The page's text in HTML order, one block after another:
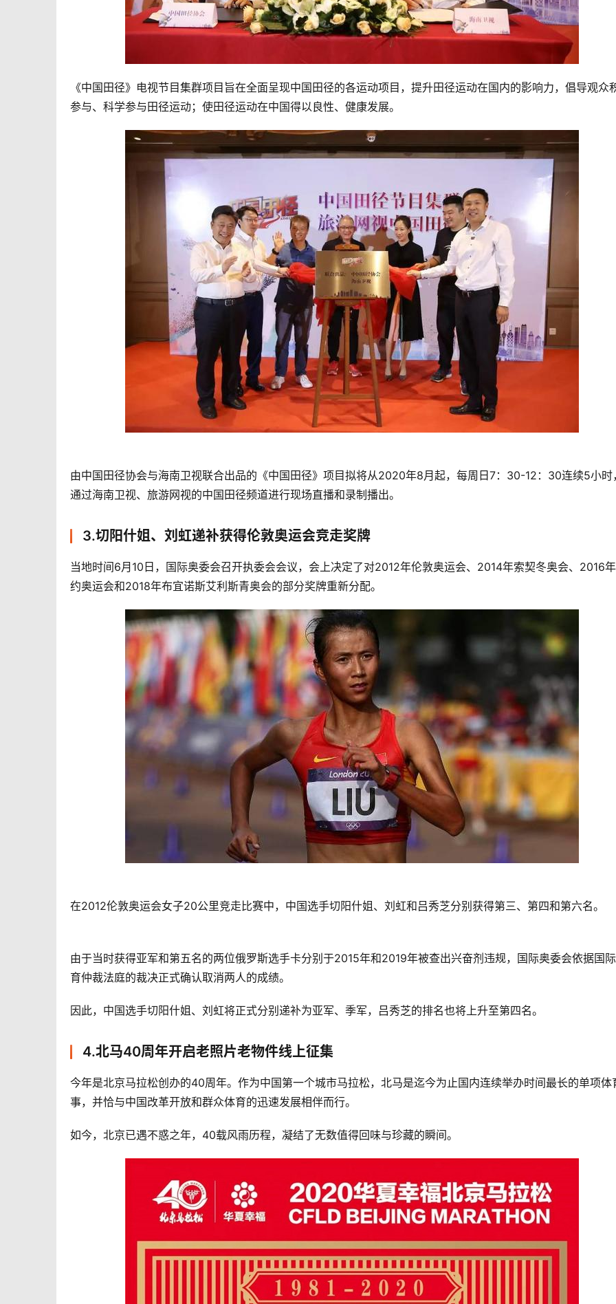
《中国田径》电视节目集群项目旨在全面呈现中国田径的各运动项目，提升田径运动在国内的影响力，倡导观众
参与、科学参与田径运动；使田径运动在中国得以良性、健康发展。
由中国田径协会与海南卫视联合出品的《中国田径》项目拟将从2020年8月起，每周日7：30-12：30连续5小时
通过海南卫视、旅游网视的中国田径频道进行现场直播和录制播出。
3.切阳什姐、刘虹递补获得伦敦奥运会竞走奖牌
当地时间6月10日，国际奥委会召开执委会会议，会上决定了对2012年伦敦奥运会、2014年索契冬奥会、2016
约奥运会和2018年布宜诺斯艾利斯青奥会的部分奖牌重新分配。
在2012伦敦奥运会女子20公里竞走比赛中，中国选手切阳什姐、刘虹和吕秀芝分别获得第三、第四和第六名。
由于当时获得亚军和第五名的两位俄罗斯选手卡分别于2015年和2019年被查出兴奋剂违规，国际奥委会依据国
育仲裁法庭的裁决正式确认取消两人的成绩。
因此，中国选手切阳什姐、刘虹将正式分别递补为亚军、季军，吕秀芝的排名也将上升至第四名。
4.北马40周年开启老照片老物件线上征集
今年是北京马拉松创办的40周年。作为中国第一个城市马拉松，北马是迄今为止国内连续举办时间最长的单项体
事，并恰与中国改革开放和群众体育的迅速发展相伴而行。
如今，北京已遇不惑之年，40载风雨历程，凝结了无数值得回味与珍藏的瞬间。